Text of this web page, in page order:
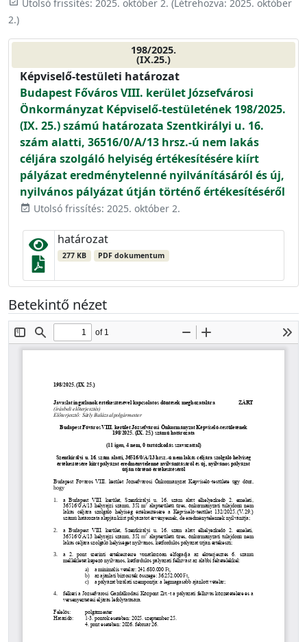
Utolsó frissítés: 2025. október 2. (Létrehozva: 2025. október
2.)
198/2025.
(IX.25.)
Képviselő-testületi határozat
Budapest Főváros VIII. kerület Józsefvárosi
Önkormányzat Képviselő-testületének 198/2025.
(IX. 25.) számú határozata Szentkirályi u. 16.
szám alatti, 36516/0/A/13 hrsz.-ú nem lakás
céljára szolgáló helyiség értékesítésére kiírt
pályázat eredménytelenné nyilvánításáról és új,
nyilvános pályázat útján történő értékesítéséről
event_available Utolsó frissítés: 2025. október 2.
határozat
277 KB PDF dokumentum
Betekintő nézet